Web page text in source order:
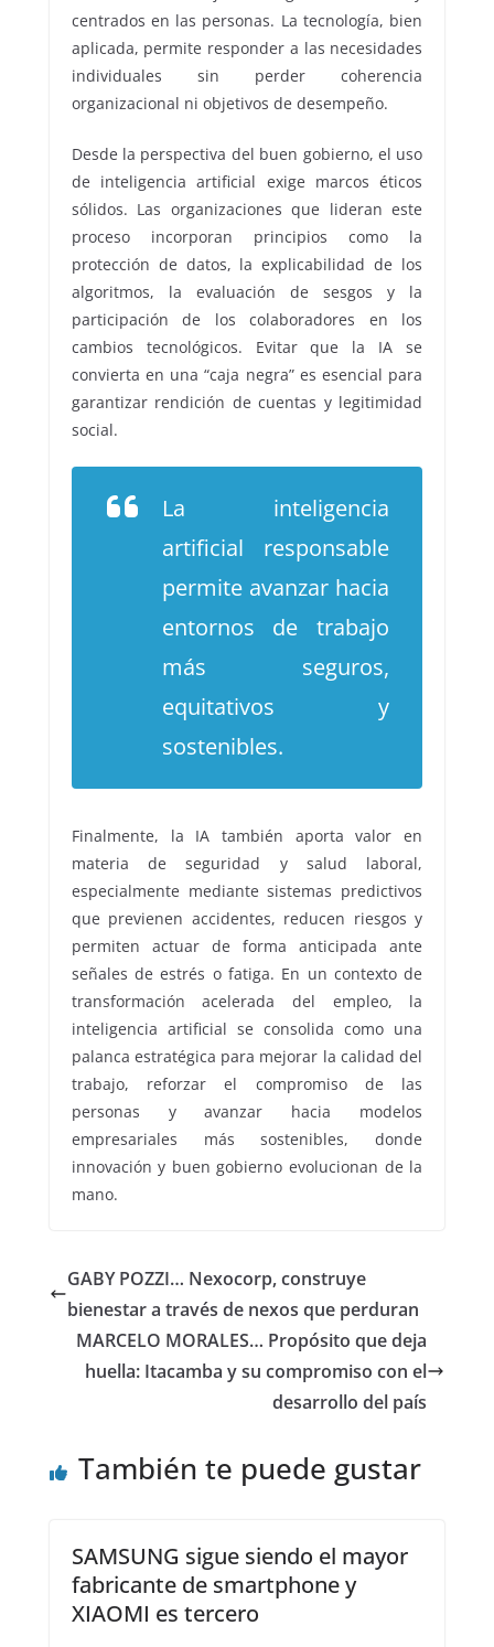
centrados en las personas. La tecnología, bien
aplicada, permite responder a las necesidades
individuales sin perder coherencia
organizacional ni objetivos de desempeño.
Desde la perspectiva del buen gobierno, el uso
de inteligencia artificial exige marcos éticos
sólidos. Las organizaciones que lideran este
proceso incorporan principios como la
protección de datos, la explicabilidad de los
algoritmos, la evaluación de sesgos y la
participación de los colaboradores en los
cambios tecnológicos. Evitar que la IA se
convierta en una “caja negra” es esencial para
garantizar rendición de cuentas y legitimidad
social.
La inteligencia
artificial responsable
permite avanzar hacia
entornos de trabajo
más seguros,
equitativos y
sostenibles.
Finalmente, la IA también aporta valor en
materia de seguridad y salud laboral,
especialmente mediante sistemas predictivos
que previenen accidentes, reducen riesgos y
permiten actuar de forma anticipada ante
señales de estrés o fatiga. En un contexto de
transformación acelerada del empleo, la
inteligencia artificial se consolida como una
palanca estratégica para mejorar la calidad del
trabajo, reforzar el compromiso de las
personas y avanzar hacia modelos
empresariales más sostenibles, donde
innovación y buen gobierno evolucionan de la
mano.
GABY POZZI… Nexocorp, construye
bienestar a través de nexos que perduran
MARCELO MORALES… Propósito que deja
huella: Itacamba y su compromiso con el
desarrollo del país
También te puede gustar
SAMSUNG sigue siendo el mayor
fabricante de smartphone y
XIAOMI es tercero